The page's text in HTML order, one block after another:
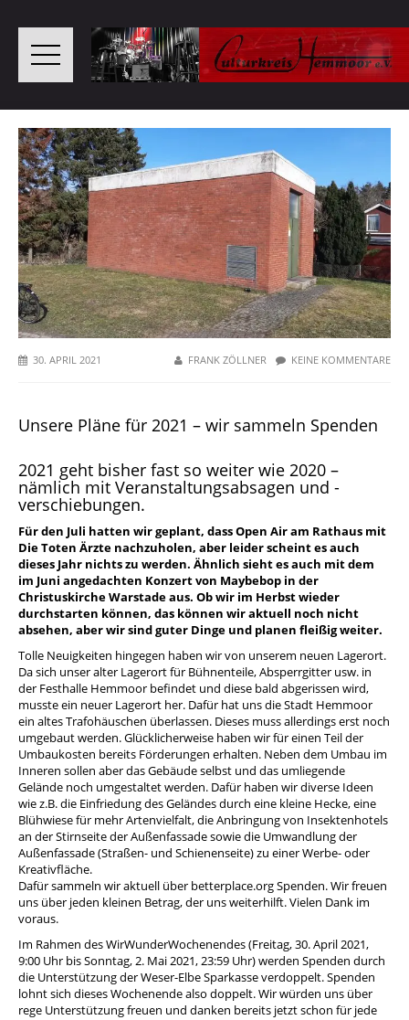
30. APRIL 2021 KEINE KOMMENTARE
FRANK ZÖLLNER
Unsere Pläne für 2021 – wir sammeln Spenden
2021 geht bisher fast so weiter wie 2020 –
nämlich mit Veranstaltungsabsagen und -
verschiebungen.
Für den Juli hatten wir geplant, dass Open Air am Rathaus mit
Die Toten Ärzte nachzuholen, aber leider scheint es auch
dieses Jahr nichts zu werden. Ähnlich sieht es auch mit dem
im Juni angedachten Konzert von Maybebop in der
Christuskirche Warstade aus. Ob wir im Herbst wieder
durchstarten können, das können wir aktuell noch nicht
absehen, aber wir sind guter Dinge und planen fleißig weiter.
Tolle Neuigkeiten hingegen haben wir von unserem neuen Lagerort.
Da sich unser alter Lagerort für Bühnenteile, Absperrgitter usw. in
der Festhalle Hemmoor befindet und diese bald abgerissen wird,
musste ein neuer Lagerort her. Dafür hat uns die Stadt Hemmoor
ein altes Trafohäuschen überlassen. Dieses muss allerdings erst noch
umgebaut werden. Glücklicherweise haben wir für einen Teil der
Umbaukosten bereits Förderungen erhalten. Neben dem Umbau im
Inneren sollen aber das Gebäude selbst und das umliegende
Gelände noch umgestaltet werden. Dafür haben wir diverse Ideen
wie z.B. die Einfriedung des Geländes durch eine kleine Hecke, eine
Blühwiese für mehr Artenvielfalt, die Anbringung von Insektenhotels
an der Stirnseite der Außenfassade sowie die Umwandlung der
Außenfassade (Straßen- und Schienenseite) zu einer Werbe- oder
Kreativfläche.
Dafür sammeln wir aktuell über betterplace.orgSpenden. Wir freuen
uns über jeden kleinen Betrag, der uns weiterhilft. Vielen Dank im
voraus.
Im Rahmen des WirWunderWochenendes (Freitag, 30. April 2021,
9:00 Uhr bis Sonntag, 2. Mai 2021, 23:59 Uhr) werden Spenden durch
die Unterstützung der Weser-Elbe Sparkasse verdoppelt. Spenden
lohnt sich dieses Wochenende also doppelt. Wir würden uns über
rege Unterstützung freuen und danken bereits jetzt schon für jede